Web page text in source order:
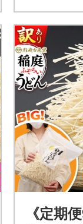
《定期